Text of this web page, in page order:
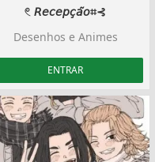
𓏲 𝘙𝘦𝘤𝘦𝘱𝘤̧𝘢̃𝘰⌗⊰
Desenhos e Animes
ENTRAR